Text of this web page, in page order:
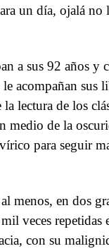
un día, ojalá
a sus 92 años y
acompañan sus
lectura de los
medio de la
para seguir
menos, en dos
veces repetidas
con su